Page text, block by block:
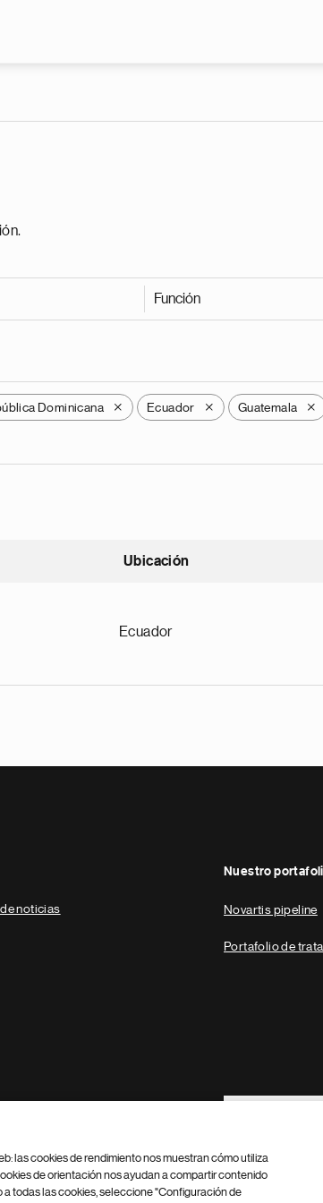
Función
Dominicana X Ecuador X Guatemala X
Ubicación
Ecuador
noticias
Nuestro
Novartis pipeline
Portafolio de
Footer Site
las cookies de rendimiento nos muestran cómo utiliza
de orientación nos ayudan a compartir contenido
todas las cookies, seleccione "Configuración de